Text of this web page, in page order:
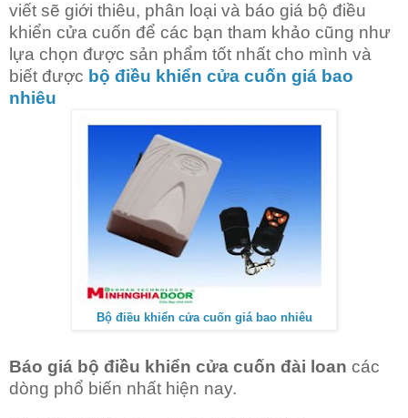
viết sẽ giới thiêu, phân loại và báo giá bộ điều
khiển cửa cuốn để các bạn tham khảo cũng như
lựa chọn được sản phẩm tốt nhất cho mình và
biết được bộ điều khiển cửa cuốn giá bao
nhiêu
Bộ điều khiển cửa cuốn giá bao nhiêu
Báo giá bộ điều khiển cửa cuốn đài loan các
dòng phổ biến nhất hiện nay.